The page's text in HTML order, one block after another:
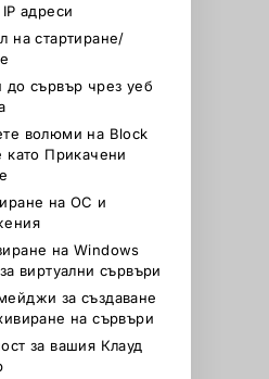
адреси
на стартиране/
до сървър чрез уеб
волюми на Block
като Прикачени
на ОС и
на Windows
виртуални сървъри
за създаване
на сървъри
за вашия Клауд